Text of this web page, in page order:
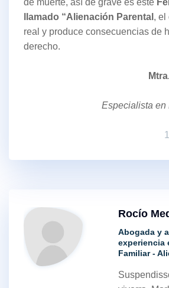
de muerte, así de grave es este
llamado “Alienación Parental , el
real y produce consecuencias de
derecho.
Especialista en
Rocío
Abogada y
experiencia
Familiar -